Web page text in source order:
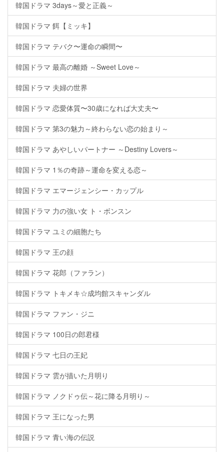
韓国ドラマ 3days～愛と正義～
韓国ドラマ 餌【ミッキ】
韓国ドラマ テバク〜運命の瞬間〜
韓国ドラマ 最高の離婚 ～Sweet Love～
韓国ドラマ 夫婦の世界
韓国ドラマ 恋愛体質〜30歳になれば大丈夫〜
韓国ドラマ 第3の魅力～終わらない恋の始まり～
韓国ドラマ あやしいパートナー ～Destiny Lovers～
韓国ドラマ 1％の奇跡～運命を変える恋～
韓国ドラマ エマージェンシー・カップル
韓国ドラマ 力の強い女 ト・ボンスン
韓国ドラマ ユミの細胞たち
韓国ドラマ 王の顔
韓国ドラマ 花郎（ファラン）
韓国ドラマ トキメキ☆成均館スキャンダル
韓国ドラマ ファン・ジニ
韓国ドラマ 100日の郎君様
韓国ドラマ 七日の王妃
韓国ドラマ 雲が描いた月明り
韓国ドラマ ノクドゥ伝～花に降る月明り～
韓国ドラマ 王になった男
韓国ドラマ 青い海の伝説